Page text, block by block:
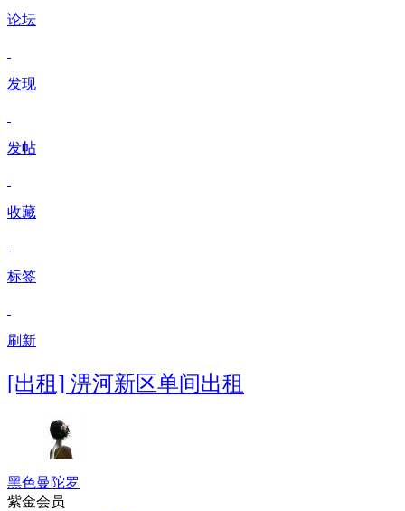
论坛
发现
发帖
收藏
标签
刷新
[出租] 淠河新区单间出租
黑色曼陀罗
紫金会员